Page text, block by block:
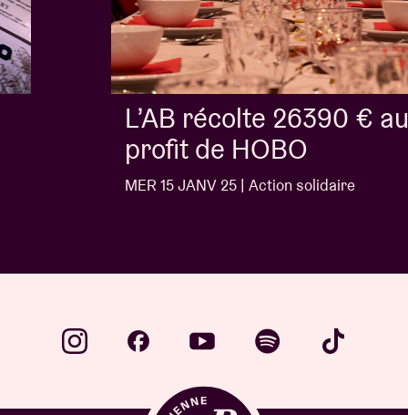
L’AB récolte 26390 € au
profit de HOBO
MER 15 JANV 25 | Action solidaire